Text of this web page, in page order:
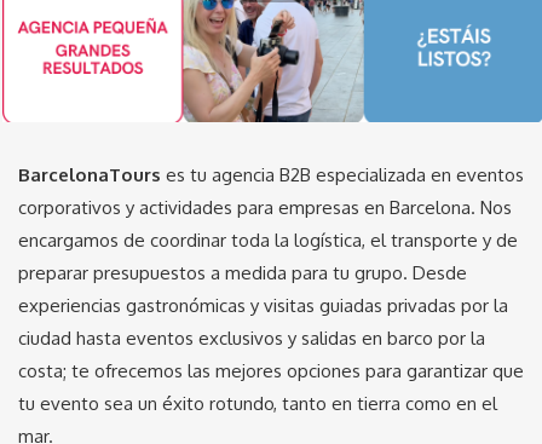
BarcelonaTours es tu agencia B2B especializada en eventos
corporativos y actividades para empresas en Barcelona. Nos
encargamos de coordinar toda la logística, el transporte y de
preparar presupuestos a medida para tu grupo. Desde
experiencias gastronómicas y visitas guiadas privadas por la
ciudad hasta eventos exclusivos y salidas en barco por la
costa; te ofrecemos las mejores opciones para garantizar que
tu evento sea un éxito rotundo, tanto en tierra como en el
mar.